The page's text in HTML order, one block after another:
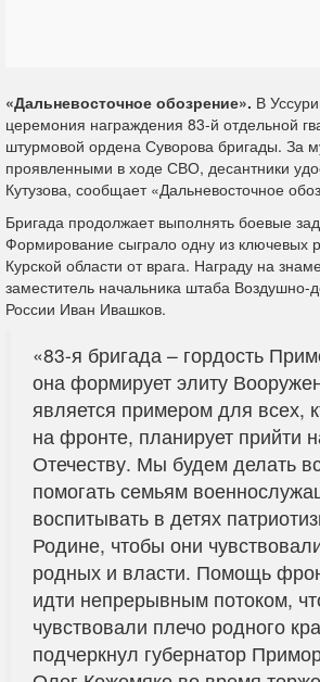
«Дальневосточное обозрение». В
церемония награждения 83-й отдельной
штурмовой ордена Суворова бригады. За
проявленными в ходе СВО, десантники
Кутузова, сообщает «Дальневосточное
Бригада продолжает выполнять боевые
Формирование сыграло одну из ключевых
Курской области от врага. Награду на
заместитель начальника штаба Воздушно-
России Иван Ивашков.
«83-я бригада – гордость
она формирует элиту
является примером для всех,
на фронте, планирует прийти
Отечеству. Мы будем делать
помогать семьям
воспитывать в детях
Родине, чтобы они
родных и власти. Помощь
идти непрерывным потоком,
чувствовали плечо родного
подчеркнул губернатор